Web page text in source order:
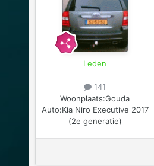
Leden
141
Woonplaats:Gouda
Auto:Kia Niro Executive 2017
(2e generatie)